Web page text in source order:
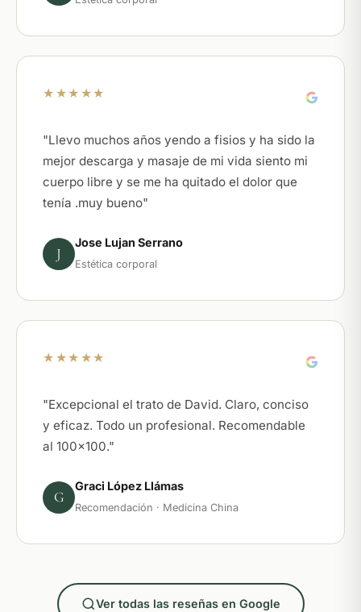
★★★★★
"Llevo muchos años yendo a fisios y ha sido la
mejor descarga y masaje de mi vida siento mi
cuerpo libre y se me ha quitado el dolor que
tenía .muy bueno"
J
Jose Lujan Serrano
Estética corporal
★★★★★
"Excepcional el trato de David. Claro, conciso
y eficaz. Todo un profesional. Recomendable
al 100x100."
G
Graci López Llámas
Recomendación · Medicina China
Ver todas las reseñas en Google